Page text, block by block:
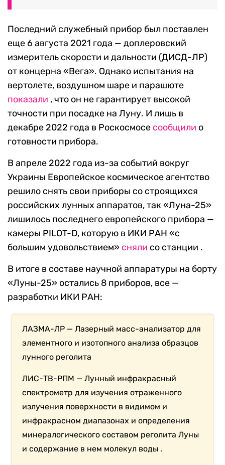
Последний служебный прибор был поставлен
еще 6 августа 2021 года — доплеровский
измеритель скорости и дальности (ДИСД-ЛР)
от концерна «Вега». Однако испытания на
вертолете, воздушном шаре и парашюте
показали , что он не гарантирует высокой
точности при посадке на Луну. И лишь в
декабре 2022 года в Роскосмосе сообщили о
готовности прибора.
В апреле 2022 года из-за событий вокруг
Украины Европейское космическое агентство
решило снять свои приборы со строящихся
российских лунных аппаратов, так «Луна-25»
лишилось последнего европейского прибора —
камеры PILOT-D, которую в ИКИ РАН «с
большим удовольствием» сняли со станции .
В итоге в составе научной аппаратуры на борту
«Луны-25» остались 8 приборов, все —
разработки ИКИ РАН:
ЛАЗМА-ЛР — Лазерный масс-анализатор для
элементного и изотопного анализа образцов
лунного реголита
ЛИС-ТВ-РПМ — Лунный инфракрасный
спектрометр для изучения отраженного
излучения поверхности в видимом и
инфракрасном диапазонах и определения
минералогического составом реголита Луны
и содержание в нем молекул воды .